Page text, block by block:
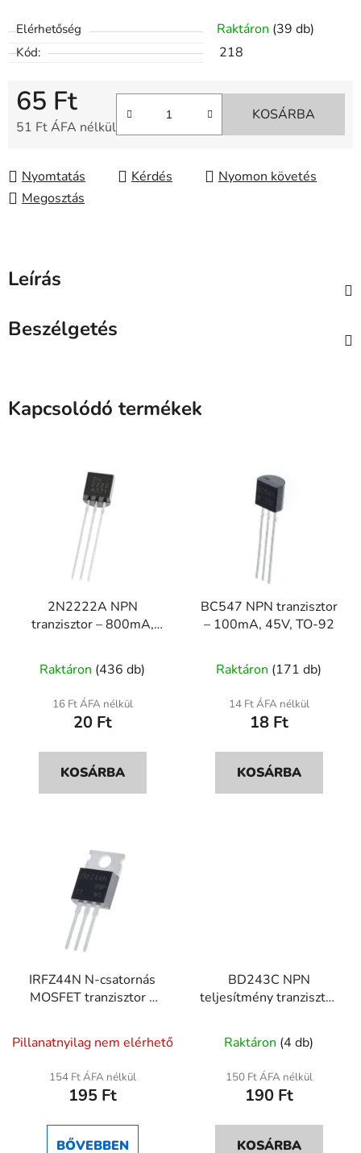
Elérhetőség Raktáron (39 db)
Kód: 218
65 Ft
51 Ft ÁFA nélkül
KOSÁRBA
Nyomtatás Kérdés
Nyomon követés
Megosztás
Leírás
Beszélgetés
Kapcsolódó termékek
2N2222A NPN
tranzisztor – 800mA,
termék
átlagos
értékelése
ből
Raktáron (436 db)
16 Ft ÁFA nélkül
20 Ft
KOSÁRBA
BC547 NPN tranzisztor
– 100mA, 45V, TO-92
termék
átlagos
értékelése
ből
Raktáron (171 db)
14 Ft ÁFA nélkül
18 Ft
KOSÁRBA
IRFZ44N N-csatornás
MOSFET tranzisztor –
Pillanatnyilag nem elérhető
154 Ft ÁFA nélkül
195 Ft
BŐVEBBEN
BD243C NPN
teljesítmény tranzisztor
Raktáron (4 db)
150 Ft ÁFA nélkül
190 Ft
KOSÁRBA